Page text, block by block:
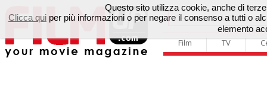
Film TV
Questo sito utilizza cookie, anche di
Clicca qui per più informazioni o per negare il consenso a tutti o
elemento